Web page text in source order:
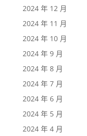
2024 年 12 月
2024 年 11 月
2024 年 10 月
2024 年 9 月
2024 年 8 月
2024 年 7 月
2024 年 6 月
2024 年 5 月
2024 年 4 月